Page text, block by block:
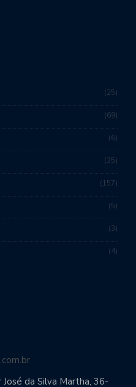
25
69
6
35
157
5
3
4
da Silva Martha, 36-